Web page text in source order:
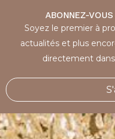
ABONNEZ-
Soyez le premier à
actualités et plus
directement